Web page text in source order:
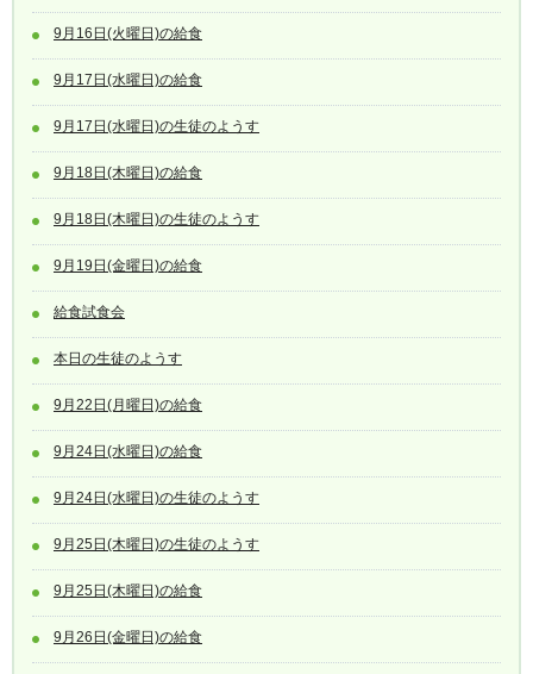
9月16日(火曜日)の給食
9月17日(水曜日)の給食
9月17日(水曜日)の生徒のようす
9月18日(木曜日)の給食
9月18日(木曜日)の生徒のようす
9月19日(金曜日)の給食
給食試食会
本日の生徒のようす
9月22日(月曜日)の給食
9月24日(水曜日)の給食
9月24日(水曜日)の生徒のようす
9月25日(木曜日)の生徒のようす
9月25日(木曜日)の給食
9月26日(金曜日)の給食